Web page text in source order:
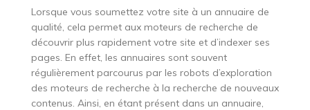
Lorsque vous soumettez votre site à un annuaire de
qualité, cela permet aux moteurs de recherche de
découvrir plus rapidement votre site et d’indexer ses
pages. En effet, les annuaires sont souvent
régulièrement parcourus par les robots d’exploration
des moteurs de recherche à la recherche de nouveaux
contenus. Ainsi, en étant présent dans un annuaire,